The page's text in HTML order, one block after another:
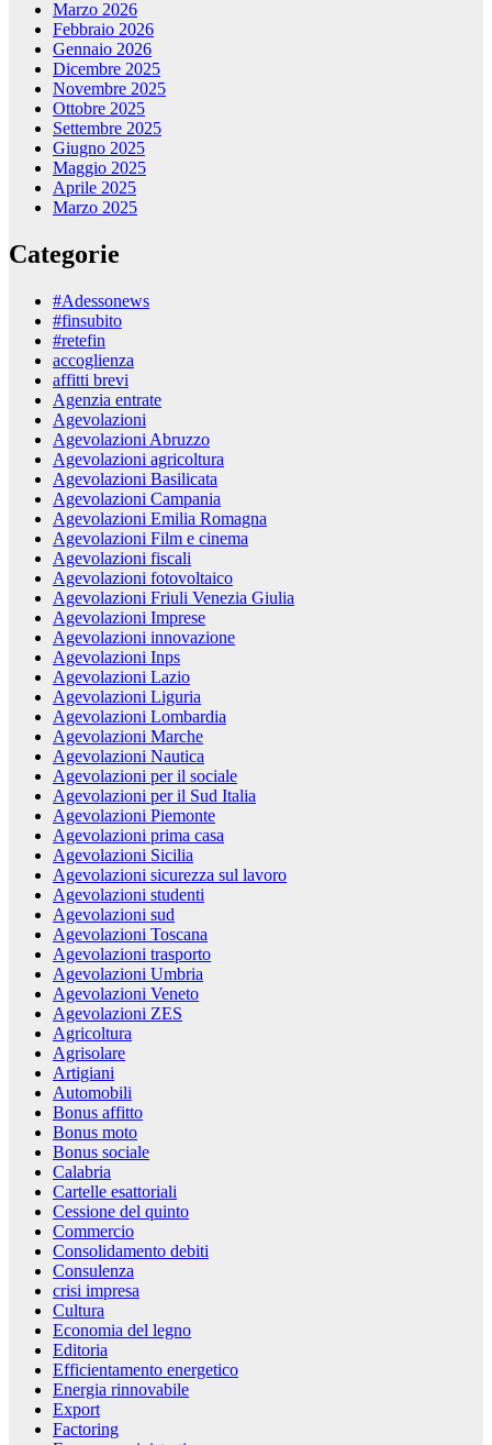
Marzo 2026
Febbraio 2026
Gennaio 2026
Dicembre 2025
Novembre 2025
Ottobre 2025
Settembre 2025
Giugno 2025
Maggio 2025
Aprile 2025
Marzo 2025
Categorie
#Adessonews
#finsubito
#retefin
accoglienza
affitti brevi
Agenzia entrate
Agevolazioni
Agevolazioni Abruzzo
Agevolazioni agricoltura
Agevolazioni Basilicata
Agevolazioni Campania
Agevolazioni Emilia Romagna
Agevolazioni Film e cinema
Agevolazioni fiscali
Agevolazioni fotovoltaico
Agevolazioni Friuli Venezia Giulia
Agevolazioni Imprese
Agevolazioni innovazione
Agevolazioni Inps
Agevolazioni Lazio
Agevolazioni Liguria
Agevolazioni Lombardia
Agevolazioni Marche
Agevolazioni Nautica
Agevolazioni per il sociale
Agevolazioni per il Sud Italia
Agevolazioni Piemonte
Agevolazioni prima casa
Agevolazioni Sicilia
Agevolazioni sicurezza sul lavoro
Agevolazioni studenti
Agevolazioni sud
Agevolazioni Toscana
Agevolazioni trasporto
Agevolazioni Umbria
Agevolazioni Veneto
Agevolazioni ZES
Agricoltura
Agrisolare
Artigiani
Automobili
Bonus affitto
Bonus moto
Bonus sociale
Calabria
Cartelle esattoriali
Cessione del quinto
Commercio
Consolidamento debiti
Consulenza
crisi impresa
Cultura
Economia del legno
Editoria
Efficientamento energetico
Energia rinnovabile
Export
Factoring